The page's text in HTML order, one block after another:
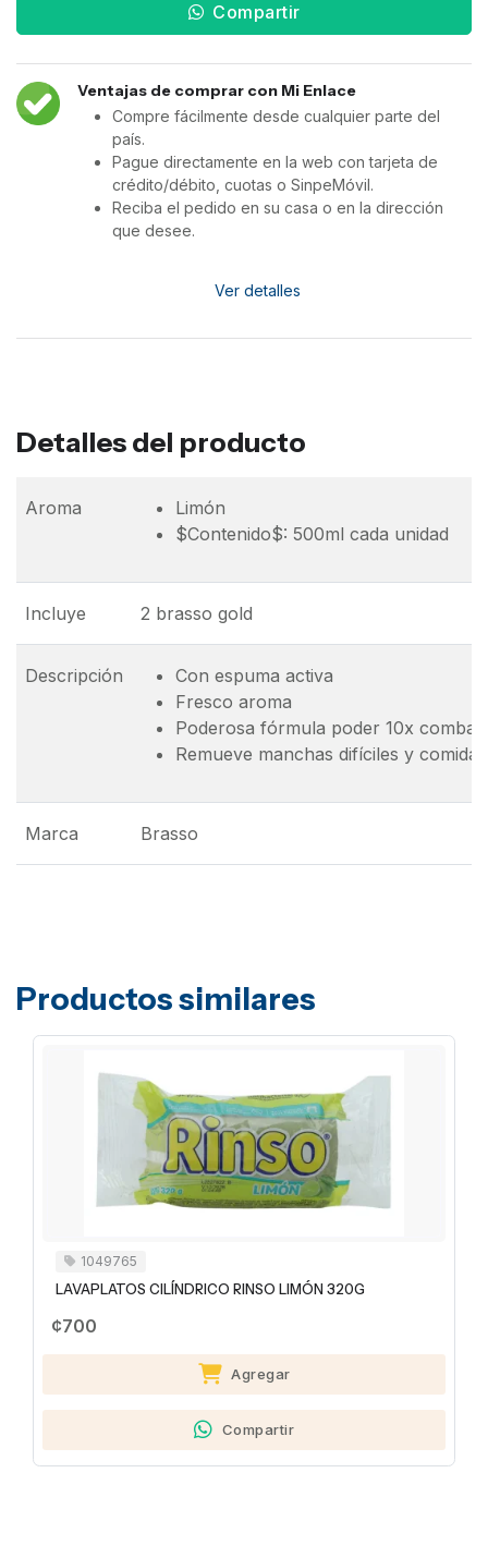
Compartir
Ventajas de comprar con Mi Enlace
Compre fácilmente desde cualquier parte del
país.
Pague directamente en la web con tarjeta de
crédito/débito, cuotas o SinpeMóvil.
Reciba el pedido en su casa o en la dirección
que desee.
Ver detalles
Detalles del producto
Aroma
Limón
$Contenido$: 500ml cada unidad
Incluye 2 brasso gold
Descripción
Con espuma activa
Fresco aroma
Poderosa fórmula poder 10x
Remueve manchas difíciles y comida
Marca Brasso
Productos similares
1049765
LAVAPLATOS CILÍNDRICO RINSO LIMÓN 320G
¢700
Agregar
Compartir